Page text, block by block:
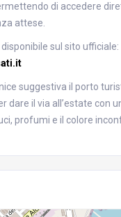
di accedere
attese.
sul sito ufficiale:
suggestiva il porto
dare il via all’estate con
profumi e il colore